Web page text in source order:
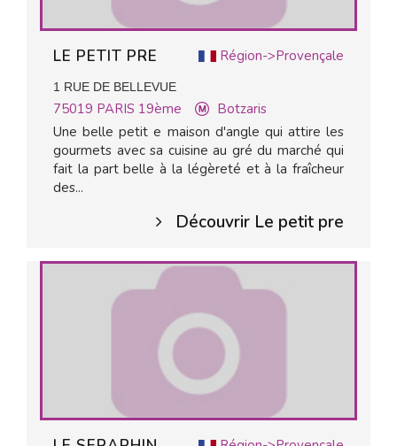
Région->Provençale
LE PETIT PRE
1 RUE DE BELLEVUE
75019 PARIS 19ème
Botzaris
Une belle petit e maison d'angle qui attire les
gourmets avec sa cuisine au gré du marché qui
fait la part belle à la légèreté et à la fraîcheur
des...
Découvrir Le petit pre